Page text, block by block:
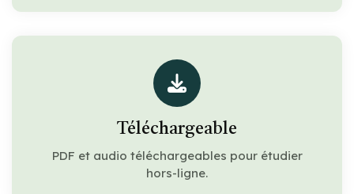
Téléchargeable
PDF et audio téléchargeables pour étudier
hors-ligne.